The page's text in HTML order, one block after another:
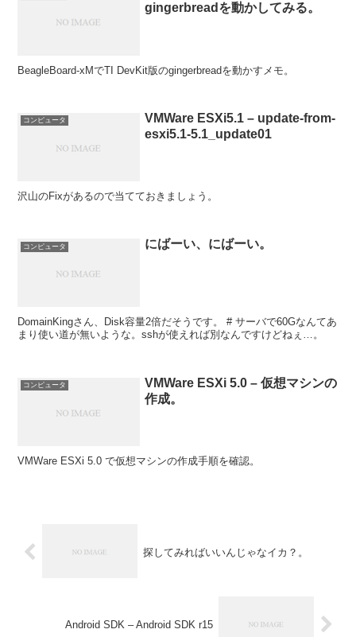
gingerbreadを動かしてみる。
BeagleBoard-xMでTI DevKit版のgingerbreadを動かすメモ。
コンピュータ
VMWare ESXi5.1 – update-from-
esxi5.1-5.1_update01
沢山のFixがあるので当てておきましょう。
コンピュータ にばーい、にばーい。
DomainKingさん、Disk容量2倍だそうです。 # サーバで60Gなんてあ
まり使い道が無いような。sshが使えれば別なんですけどねぇ…。
コンピュータ
VMWare ESXi 5.0 – 仮想マシンの
作成。
VMWare ESXi 5.0 で仮想マシンの作成手順を確認。
探してみればいいんじゃなイカ？。
Android SDK – Android SDK r15